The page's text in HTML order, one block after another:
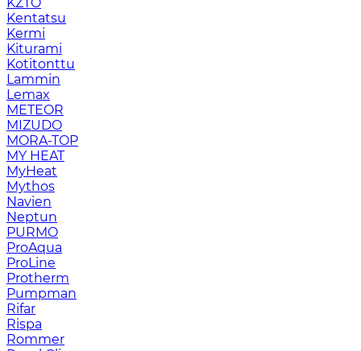
Kentatsu
Kermi
Kiturami
Kotitonttu
Lammin
Lemax
METEOR
MIZUDO
MORA-TOP
MY HEAT
MyHeat
Mythos
Navien
Neptun
PURMO
ProAqua
ProLine
Protherm
Pumpman
Rifar
Rispa
Rommer